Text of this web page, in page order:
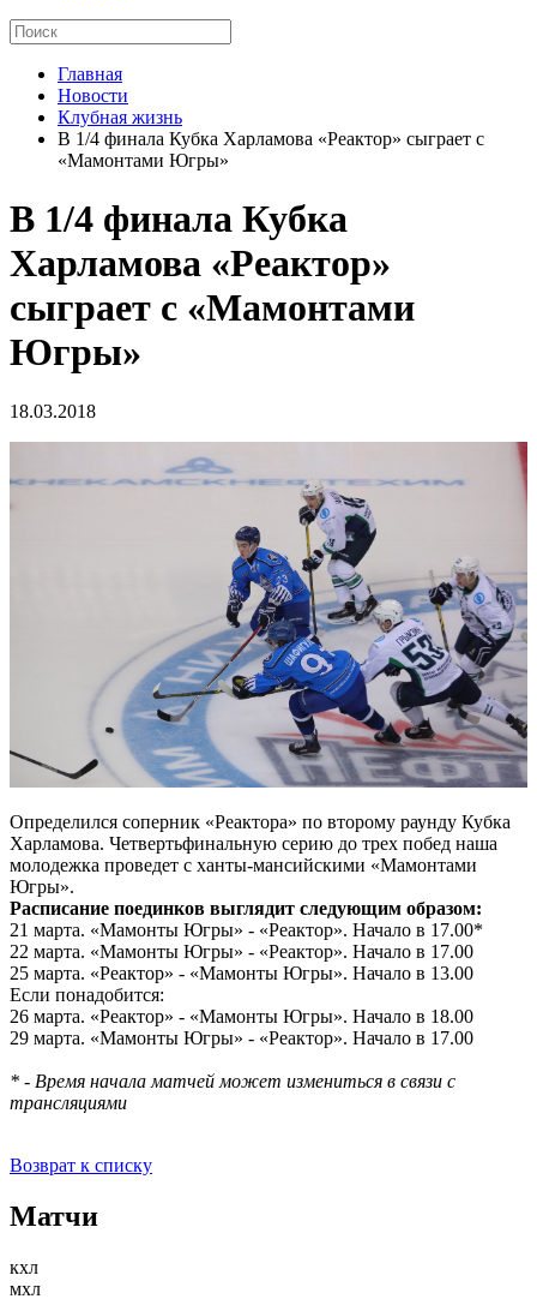
Главная
Новости
Клубная жизнь
В 1/4 финала Кубка Харламова «Реактор» сыграет с
«Мамонтами Югры»
В 1/4 финала Кубка
Харламова «Реактор»
сыграет с «Мамонтами
Югры»
18.03.2018
Определился соперник «Реактора» по второму раунду Кубка
Харламова. Четвертьфинальную серию до трех побед наша
молодежка проведет с ханты-мансийскими «Мамонтами
Югры».
Расписание поединков выглядит следующим образом:
21 марта. «Мамонты Югры» - «Реактор». Начало в 17.00*
22 марта. «Мамонты Югры» - «Реактор». Начало в 17.00
25 марта. «Реактор» - «Мамонты Югры». Начало в 13.00
Если понадобится:
26 марта. «Реактор» - «Мамонты Югры». Начало в 18.00
29 марта. «Мамонты Югры» - «Реактор». Начало в 17.00
* - Время начала матчей может измениться в связи с
трансляциями
Возврат к списку
Матчи
кхл
мхл